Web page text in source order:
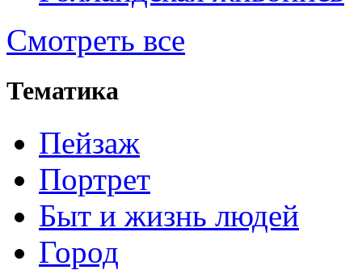
Смотреть все
Тематика
Пейзаж
Портрет
Быт и жизнь людей
Город